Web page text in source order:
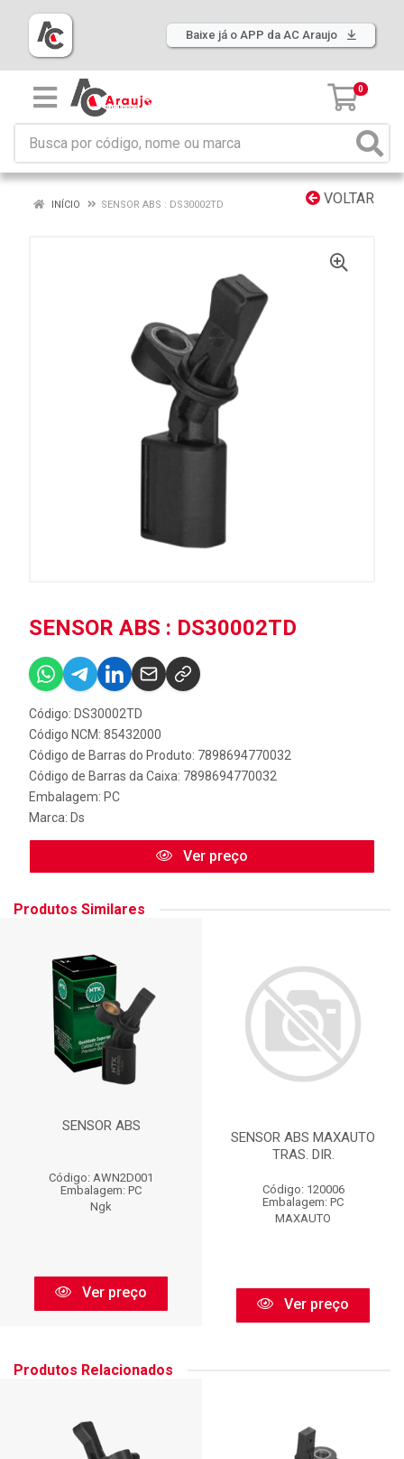
Baixe já o APP da AC Araujo
0
VOLTAR
INÍCIO SENSOR ABS : DS30002TD
SENSOR ABS : DS30002TD
Código: DS30002TD
Código NCM: 85432000
Código de Barras do Produto: 7898694770032
Código de Barras da Caixa: 7898694770032
Embalagem: PC
Marca: Ds
Ver preço
Produtos Similares
SENSOR ABS
Código: AWN2D001
Embalagem: PC
Ngk
Ver preço
SENSOR ABS MAXAUTO
TRAS. DIR.
Código: 120006
Embalagem: PC
MAXAUTO
Ver preço
Produtos Relacionados